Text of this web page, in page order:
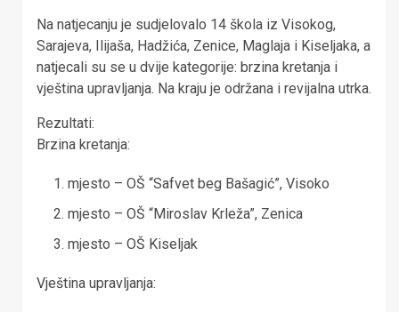
Na natjecanju je sudjelovalo 14 škola iz Visokog,
Sarajeva, Ilijaša, Hadžića, Zenice, Maglaja i Kiseljaka, a
natjecali su se u dvije kategorije: brzina kretanja i
vještina upravljanja. Na kraju je održana i revijalna utrka.
Rezultati:
Brzina kretanja:
mjesto – OŠ “Safvet beg Bašagić”, Visoko
mjesto – OŠ “Miroslav Krleža”, Zenica
mjesto – OŠ Kiseljak
Vještina upravljanja: